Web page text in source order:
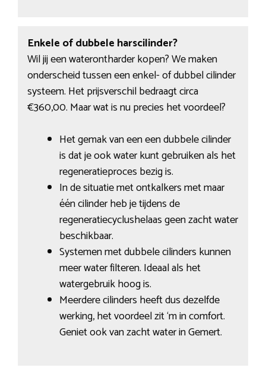
Enkele of dubbele harscilinder?
Wil jij een waterontharder kopen? We maken
onderscheid tussen een enkel- of dubbel cilinder
systeem. Het prijsverschil bedraagt circa
€360,00. Maar wat is nu precies het voordeel?
Het gemak van een een dubbele cilinder
is dat je ook water kunt gebruiken als het
regeneratieproces bezig is.
In de situatie met ontkalkers met maar
één cilinder heb je tijdens de
regeneratiecyclushelaas geen zacht water
beschikbaar.
Systemen met dubbele cilinders kunnen
meer water filteren. Ideaal als het
watergebruik hoog is.
Meerdere cilinders heeft dus dezelfde
werking, het voordeel zit ‘m in comfort.
Geniet ook van zacht water in Gemert.